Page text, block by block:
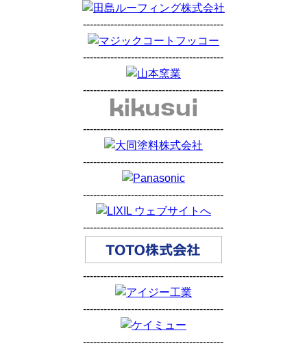
-----------------------------------------
-----------------------------------------
-----------------------------------------
-----------------------------------------
-----------------------------------------
-----------------------------------------
-----------------------------------------
-----------------------------------------
-----------------------------------------
-----------------------------------------